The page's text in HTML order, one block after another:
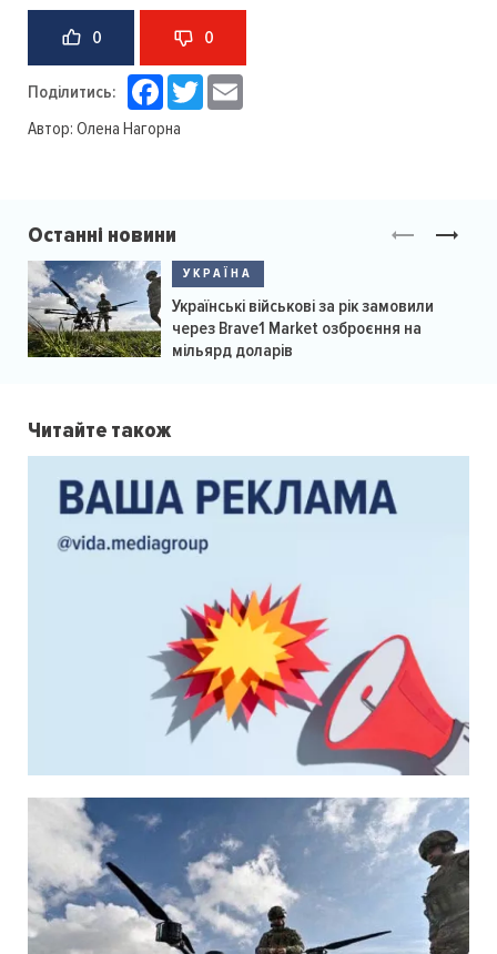
0 0
Поділитись: Facebook
Twitter
Автор: Олена Нагорна
Останні новини
УКРАЇНА
Українські військові за рік замовили
через Brave1 Market озброєння на
мільярд доларів
Читайте також